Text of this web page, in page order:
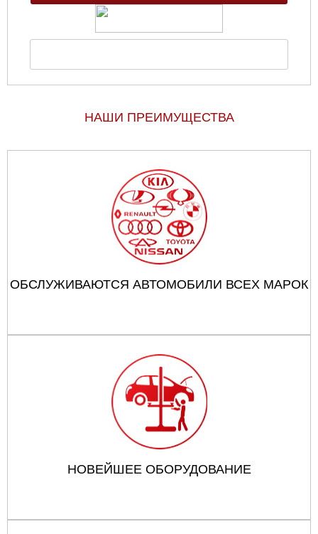
НАШИ ПРЕИМУЩЕСТВА
ОБСЛУЖИВАЮТСЯ АВТОМОБИЛИ ВСЕХ МАРОК
НОВЕЙШЕЕ ОБОРУДОВАНИЕ